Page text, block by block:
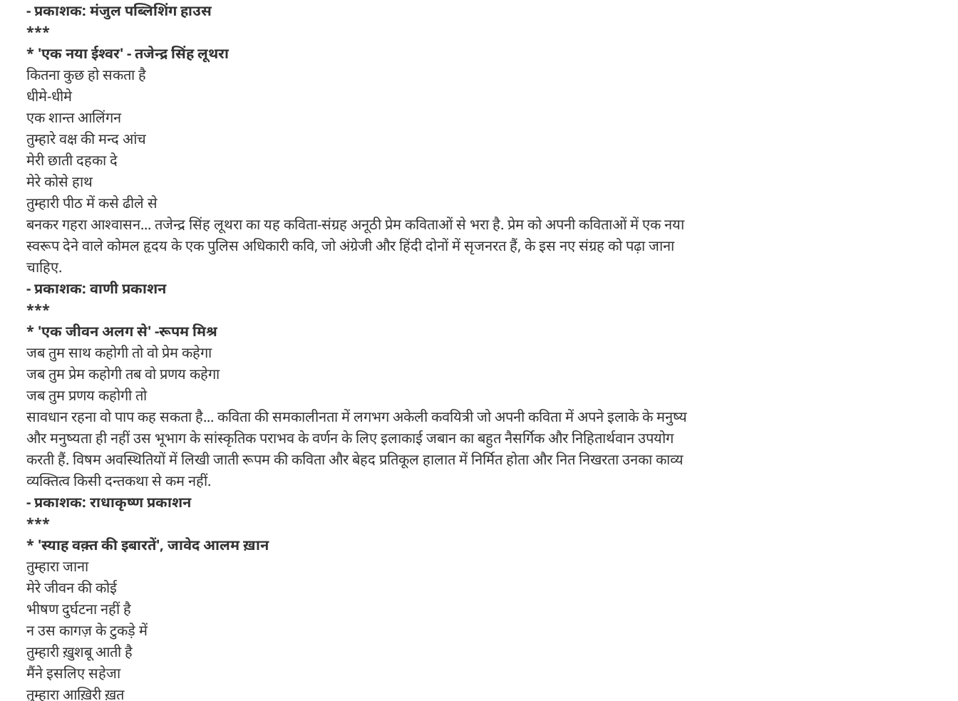
- प्रकाशक: मंजुल पब्लिशिंग हाउस
***
* 'एक नया ईश्वर' - तजेन्द्र सिंह लूथरा
कितना कुछ हो सकता है
धीमे-धीमे
एक शान्त आलिंगन
तुम्हारे वक्ष की मन्द आंच
मेरी छाती दहका दे
मेरे कोसे हाथ
तुम्हारी पीठ में कसे ढीले से
बनकर गहरा आश्वासन... तजेन्द्र सिंह लूथरा का यह कविता-संग्रह अनूठी प्रेम कविताओं से भरा है. प्रेम को अपनी कविताओं में एक नया
स्वरूप देने वाले कोमल हृदय के एक पुलिस अधिकारी कवि, जो अंग्रेजी और हिंदी दोनों में सृजनरत हैं, के इस नए संग्रह को पढ़ा जाना
चाहिए.
- प्रकाशक: वाणी प्रकाशन
***
* 'एक जीवन अलग से' -रूपम मिश्र
जब तुम साथ कहोगी तो वो प्रेम कहेगा
जब तुम प्रेम कहोगी तब वो प्रणय कहेगा
जब तुम प्रणय कहोगी तो
सावधान रहना वो पाप कह सकता है... कविता की समकालीनता में लगभग अकेली कवयित्री जो अपनी कविता में अपने इलाके के मनुष्य
और मनुष्यता ही नहीं उस भूभाग के सांस्कृतिक पराभव के वर्णन के लिए इलाकाई जबान का बहुत नैसर्गिक और निहितार्थवान उपयोग
करती हैं. विषम अवस्थितियों में लिखी जाती रूपम की कविता और बेहद प्रतिकूल हालात में निर्मित होता और नित निखरता उनका काव्य
व्यक्तित्व किसी दन्तकथा से कम नहीं.
- प्रकाशक: राधाकृष्ण प्रकाशन
***
* 'स्याह वक़्त की इबारतें', जावेद आलम ख़ान
तुम्हारा जाना
मेरे जीवन की कोई
भीषण दुर्घटना नहीं है
न उस कागज़ के टुकड़े में
तुम्हारी ख़ुशबू आती है
मैंने इसलिए सहेजा
तुम्हारा आख़िरी ख़त